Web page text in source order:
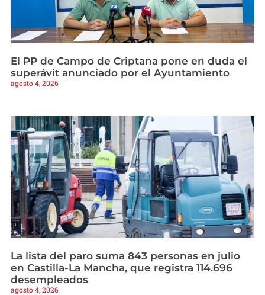
El PP de Campo de Criptana pone en duda el
superávit anunciado por el Ayuntamiento
agosto 4, 2026
La lista del paro suma 843 personas en julio
en Castilla-La Mancha, que registra 114.696
desempleados
agosto 4, 2026